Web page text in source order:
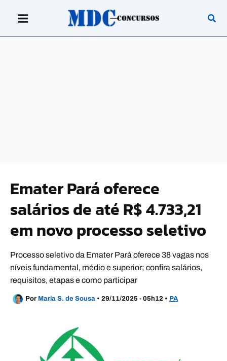
Emater Pará oferece
salários de até R$ 4.733,21
em novo processo seletivo
Processo seletivo da Emater Pará oferece 38 vagas nos
níveis fundamental, médio e superior; confira salários,
requisitos, etapas e como participar
Por Maria S. de Sousa • 29/11/2025 - 05h12 • PA